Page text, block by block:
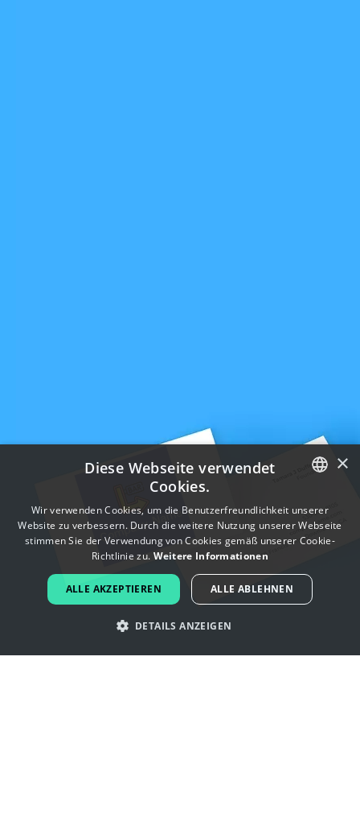
ENGLISH
FRENCH
PORTUGUESE
×
Diese Webseite verwendet
Cookies.
Wir verwenden Cookies, um die Benutzerfreundlichkeit unserer
Website zu verbessern. Durch die weitere Nutzung unserer Webseite
stimmen Sie der Verwendung von Cookies gemäß unserer Cookie-
Richtlinie zu. Weitere Informationen
ALLE AKZEPTIEREN ALLE ABLEHNEN
DETAILS ANZEIGEN